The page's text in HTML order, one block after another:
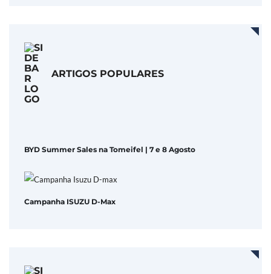
ARTIGOS POPULARES
BYD Summer Sales na Tomeifel | 7 e 8 Agosto
Campanha ISUZU D-Max